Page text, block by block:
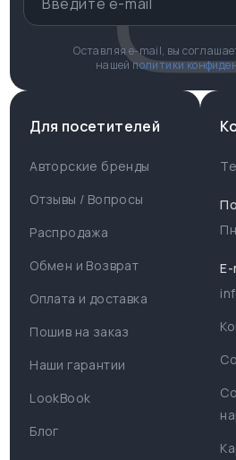
Контакты
Часы работы поддержки
Пн-Пт c 10:00 до 17:00
Telegram
Для пользователя
Информация
Наши гарантии
Контакты
Для посетителей
Авторские бренды
Отзывы / Вопросы
Распродажа
Обмен и Возврат
Оплата и доставка
Пошив на заказ
Наши гарантии
LookBook
Блог
Оставляя e-mail, вы
нашейполитики